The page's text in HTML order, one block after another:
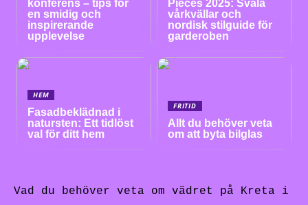
konferens – tips för
en smidig och
inspirerande
upplevelse
Pieces 2025: Svala
vårkvällar och
nordisk stilguide för
garderoben
HEM
Fasadbeklädnad i
natursten: Ett tidlöst
val för ditt hem
FRITID
Allt du behöver veta
om att byta bilglas
Vad du behöver veta om vädret på Kreta i